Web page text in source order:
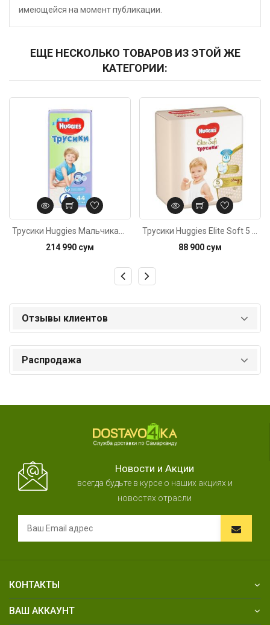
имеющейся на момент публикации.
ЕЩЕ НЕСКОЛЬКО ТОВАРОВ ИЗ ЭТОЙ ЖЕ
КАТЕГОРИИ:
214 990 сум
88 900 сум
Код: 658
Отзывы клиентов
Распродажа
Новости и Акции
всегда будьте в курсе о наших акциях и
новостях отрасли
КОНТАКТЫ
ВАШ АККАУНТ